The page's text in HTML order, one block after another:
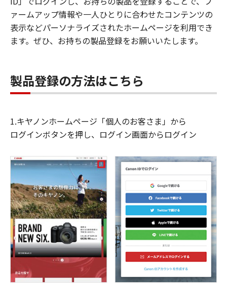
ァームアップ情報や一人ひとりに合わせたコンテンツの
表示などパーソナライズされたホームページを利用でき
ます。ぜひ、お持ちの製品登録をお願いいたします。
製品登録の方法はこちら
1.キヤノンホームページ「個人のお客さま」から
ログインボタンを押し、ログイン画面からログイン